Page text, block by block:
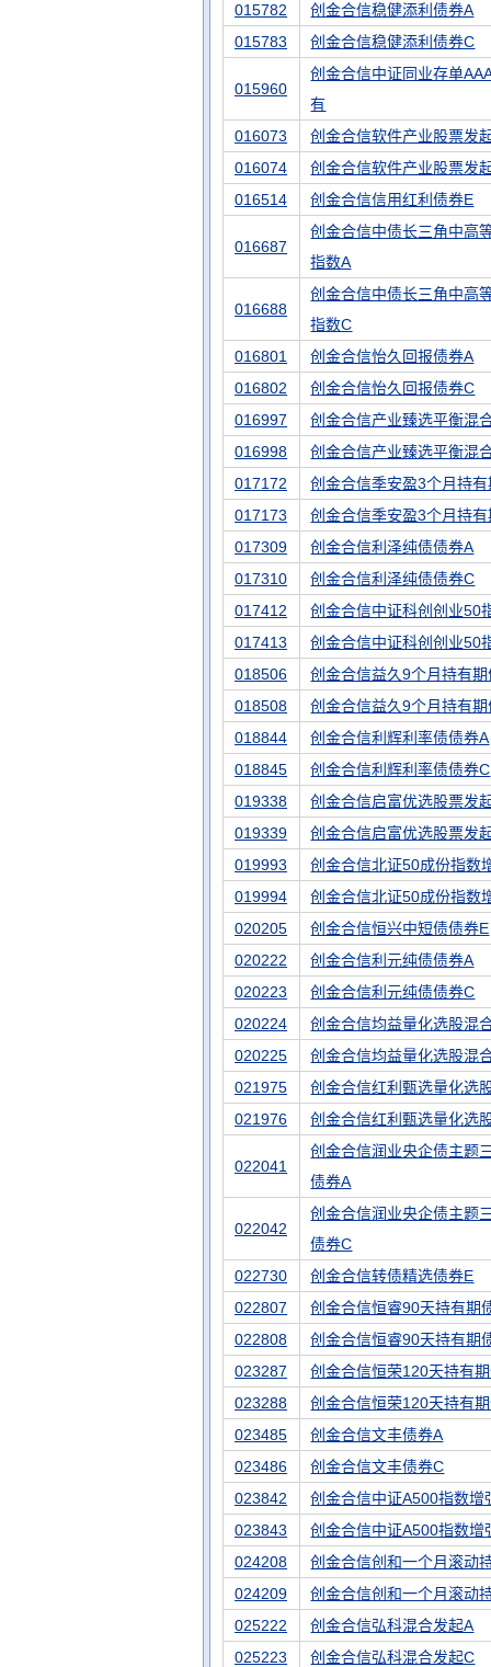
015782
创金合信稳健添利债券A
015783
创金合信稳健添利债券C
015960
创金合信中证同业存单
有
016073
创金合信软件产业股票发
016074
创金合信软件产业股票发
016514
创金合信信用红利债券E
016687
创金合信中债长三角中高
指数A
016688
创金合信中债长三角中高
指数C
016801
创金合信怡久回报债券A
016802
创金合信怡久回报债券C
016997
创金合信产业臻选平衡混
016998
创金合信产业臻选平衡混
017172
创金合信季安盈3个月持
017173
创金合信季安盈3个月持
017309
创金合信利泽纯债债券A
017310
创金合信利泽纯债债券C
017412
创金合信中证科创创业50
017413
创金合信中证科创创业50
018506
创金合信益久9个月持有
018508
创金合信益久9个月持有
018844
创金合信利辉利率债债券A
018845
创金合信利辉利率债债券C
019338
创金合信启富优选股票发
019339
创金合信启富优选股票发
019993
创金合信北证50成份指数
019994
创金合信北证50成份指数
020205
创金合信恒兴中短债债券E
020222
创金合信利元纯债债券A
020223
创金合信利元纯债债券C
020224
创金合信均益量化选股混
020225
创金合信均益量化选股混
021975
创金合信红利甄选量化选
021976
创金合信红利甄选量化选
022041
创金合信润业央企债主题
债券A
022042
创金合信润业央企债主题
债券C
022730
创金合信转债精选债券E
022807
创金合信恒睿90天持有期
022808
创金合信恒睿90天持有期
023287
创金合信恒荣120天持有
023288
创金合信恒荣120天持有
023485
创金合信文丰债券A
023486
创金合信文丰债券C
023842
创金合信中证A500指数增
023843
创金合信中证A500指数增
024208
创金合信创和一个月滚动
024209
创金合信创和一个月滚动
025222
创金合信弘科混合发起A
025223
创金合信弘科混合发起C